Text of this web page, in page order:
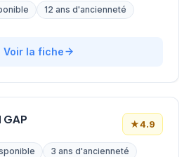
12 ans d'ancienneté
Voir la fiche
GAP ★4.9
3 ans d'ancienneté